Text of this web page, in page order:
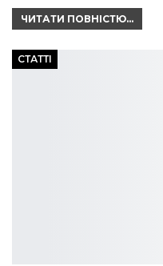
ЧИТАТИ ПОВНІСТЮ...
СТАТТІ